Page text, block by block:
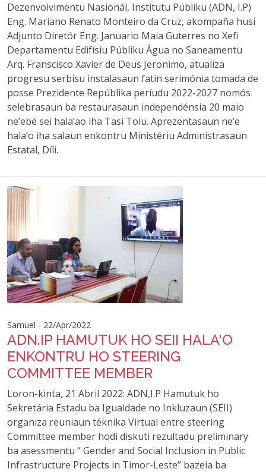
Dezenvolvimentu Nasionál, Institutu Públiku (ADN, I.P)
Eng. Mariano Renato Monteiro da Cruz, akompaña husi
Adjunto Diretór Eng. Januario Maia Guterres no Xefi
Departamentu Edifísiu Públiku Água no Saneamentu
Arq. Franscisco Xavier de Deus Jeronimo, atualiza
progresu serbisu instalasaun fatin serimónia tomada de
posse Prezidente Repúblika períudu 2022-2027 nomós
selebrasaun ba restaurasaun independénsia 20 maio
ne’ebé sei hala’ao iha Tasi Tolu. Aprezentasaun ne’e
hala’o iha salaun enkontru Ministériu Administrasaun
Estatal, Díli.
Samuel - 22/Apr/2022
ADN.IP HAMUTUK HO SEII HALA'O
ENKONTRU HO STEERING
COMMITTEE MEMBER
Loron-kinta, 21 Abril 2022: ADN,I.P Hamutuk ho
Sekretária Estadu ba Igualdade no Inkluzaun (SEII)
organiza reuniaun téknika Virtual entre steering
Committee member hodi diskuti rezultadu preliminary
ba asessmentu “ Gender and Social Inclusion in Public
Infrastructure Projects in Timor-Leste” bazeia ba